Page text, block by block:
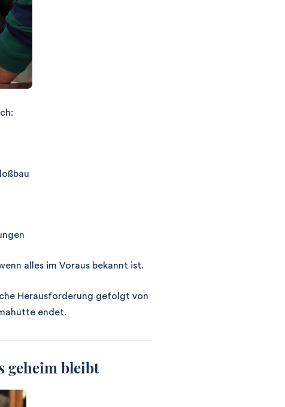
alles im Voraus bekannt ist.
Herausforderung gefolgt von
endet.
geheim bleibt